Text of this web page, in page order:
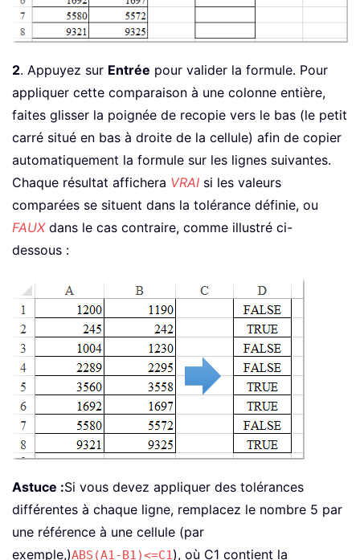
2. Appuyez sur Entrée pour valider la formule. Pour
appliquer cette comparaison à une colonne entière,
faites glisser la poignée de recopie vers le bas (le petit
carré situé en bas à droite de la cellule) afin de copier
automatiquement la formule sur les lignes suivantes.
Chaque résultat affichera VRAI si les valeurs
comparées se situent dans la tolérance définie, ou
FAUXdans le cas contraire, comme illustré ci-
dessous :
Astuce :Si vous devez appliquer des tolérances
différentes à chaque ligne, remplacez le nombre 5 par
une référence à une cellule (par
exemple,)ABS(A1-B1)<=C1), où C1 contient la